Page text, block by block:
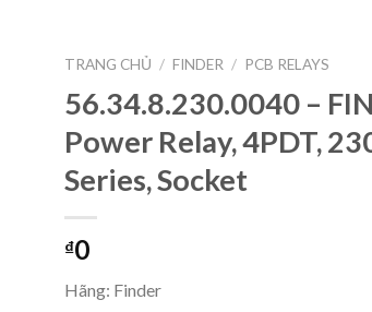
TRANG CHỦ / FINDER / PCB RELAYS
56.34.8.230.0040 –
Power Relay, 4PDT,
Series, Socket
₫0
Hãng: Finder